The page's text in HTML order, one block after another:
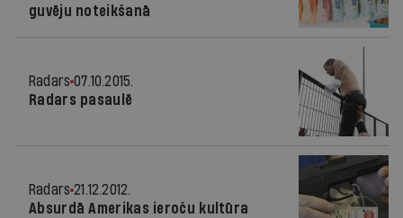
guvēju noteikšanā
Radars 07.10.2015.
Radars pasaulē
Radars 21.12.2012.
Absurdā Amerikas ieroču kultūra